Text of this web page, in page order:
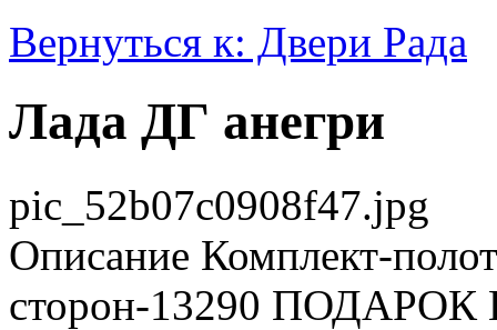
Вернуться к: Двери Рада
Лада ДГ анегри
pic_52b07c0908f47.jpg
Описание Комплект-
сторон-13290